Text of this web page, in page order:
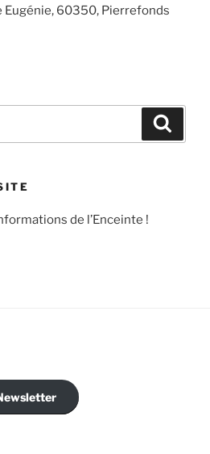
Eugénie, 60350, Pierrefonds
de l’Enceinte !